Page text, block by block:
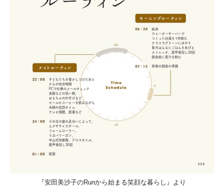
『安田美沙子のRunから始まる笑顔な暮らし』より